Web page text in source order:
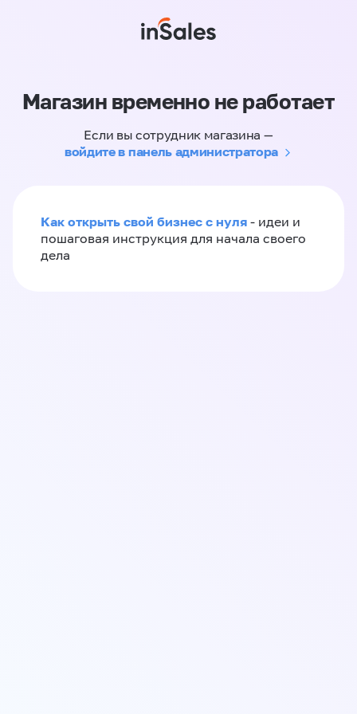
Магазин временно не работает
Если вы сотрудник магазина —
войдите в панель администратора
Как открыть свой бизнес с нуля - идеи и
пошаговая инструкция для начала своего
дела